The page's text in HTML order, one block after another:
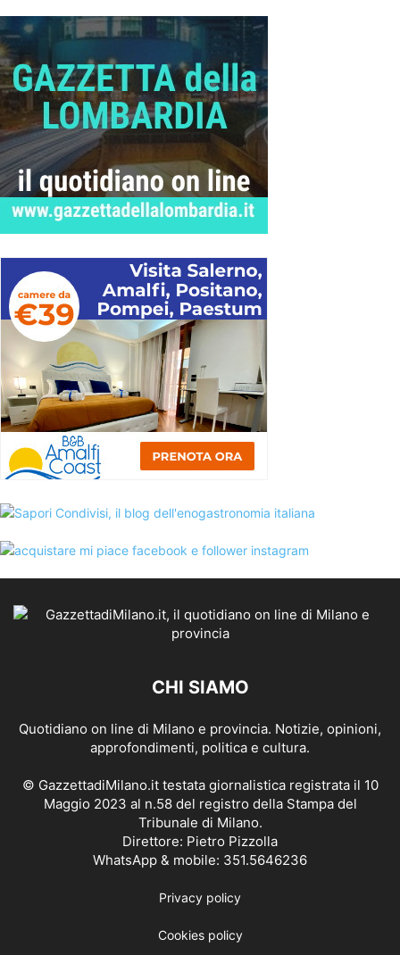
CHI SIAMO
Quotidiano on line di Milano e provincia. Notizie, opinioni,
approfondimenti, politica e cultura.
© GazzettadiMilano.it testata giornalistica registrata il 10
Maggio 2023 al n.58 del registro della Stampa del
Tribunale di Milano.
Direttore: Pietro Pizzolla
WhatsApp & mobile: 351.5646236
Privacy policy
Cookies policy